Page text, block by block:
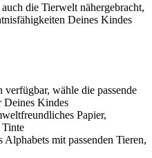
die Tierwelt nähergebracht,
Deines Kindes
verfügbar, wähle die passende
Deines Kindes
Papier,
Tinte
Alphabets mit passenden Tieren,